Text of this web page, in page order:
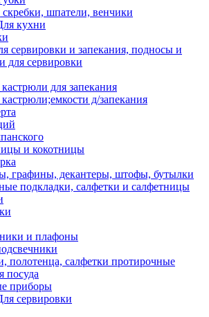
шпатели, венчики
кухни
сервировки и запекания, подносы и
для сервировки
для запекания
д/запекания
и кокотницы
графины, декантеры, штофы, бутылки
подкладки, салфетки и салфетницы
и плафоны
полотенца, салфетки протирочные
посуда
приборы
сервировки